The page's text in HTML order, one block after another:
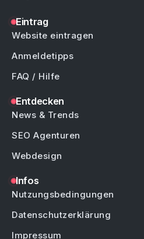
Eintrag
Website eintragen
Anmeldetipps
FAQ / Hilfe
Entdecken
News & Trends
SEO Agenturen
Webdesign
Infos
Nutzungsbedingungen
Datenschutzerklärung
Impressum